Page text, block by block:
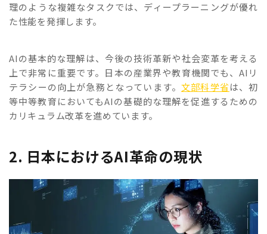
理のような複雑なタスクでは、ディープラーニングが優れ
た性能を発揮します。
AIの基本的な理解は、今後の技術革新や社会変革を考える
上で非常に重要です。日本の産業界や教育機関でも、AIリ
テラシーの向上が急務となっています。文部科学省は、初
等中等教育においてもAIの基礎的な理解を促進するための
カリキュラム改革を進めています。
2. 日本におけるAI革命の現状